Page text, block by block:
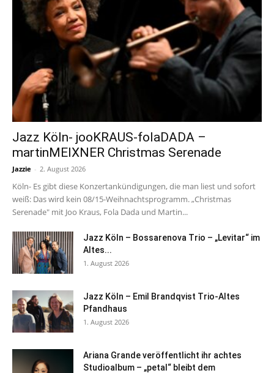
Jazz Köln- jooKRAUS-folaDADA –
martinMEIXNER Christmas Serenade
Jazzie - 2. August 2026
Köln- Es gibt diese Konzertankündigungen, die man liest und sofort
weiß: Das wird kein 08/15-Weihnachtsprogramm. „Christmas
Serenade" mit Joo Kraus, Fola Dada und Martin...
Jazz Köln – Bossarenova Trio – „Levitar“ im
Altes...
1. August 2026
Jazz Köln – Emil Brandqvist Trio-Altes
Pfandhaus
1. August 2026
Ariana Grande veröffentlicht ihr achtes
Studioalbum – „petal“ bleibt dem